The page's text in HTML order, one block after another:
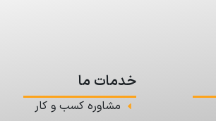
خدمات ما
مشاوره کسب و کار